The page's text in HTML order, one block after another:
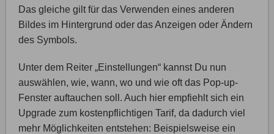
Das gleiche gilt für das Verwenden eines anderen
Bildes im Hintergrund oder das Anzeigen oder Ändern
des Symbols.
Unter dem Reiter „Einstellungen“ kannst Du nun
auswählen, wie, wann, wo und wie oft das Pop-up-
Fenster auftauchen soll. Auch hier empfiehlt sich ein
Upgrade zum kostenpflichtigen Tarif, da dadurch viel
mehr Möglichkeiten entstehen: Beispielsweise ein